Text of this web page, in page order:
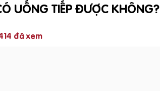
UỐNG TIẾP ĐƯỢC KHÔNG?
đã xem